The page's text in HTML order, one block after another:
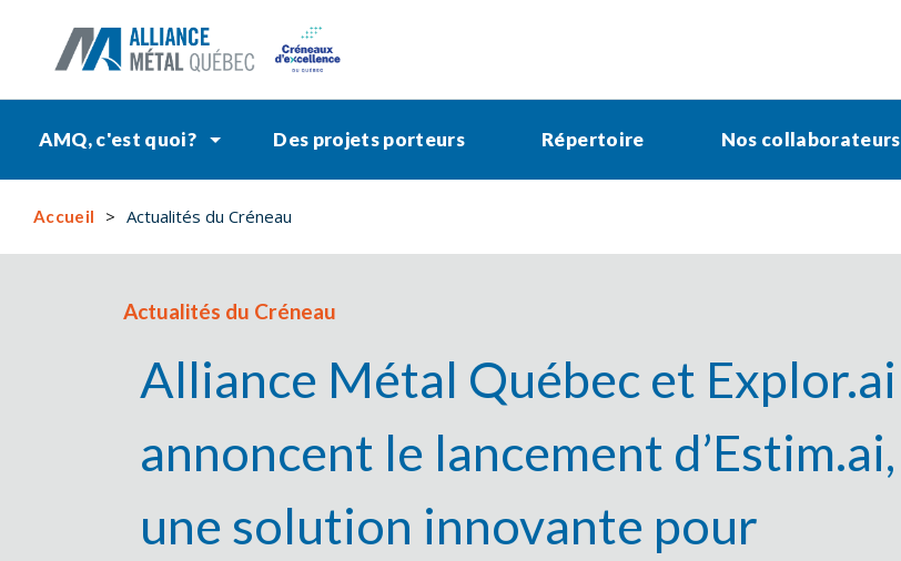
AMQ, c'est quoi? Des projets porteurs Répertoire Nos collaborateurs
Accueil Actualités du Créneau
Actualités du Créneau
Alliance Métal Québec et Explor.ai
annoncent le lancement d’Estim.ai,
une solution innovante pour